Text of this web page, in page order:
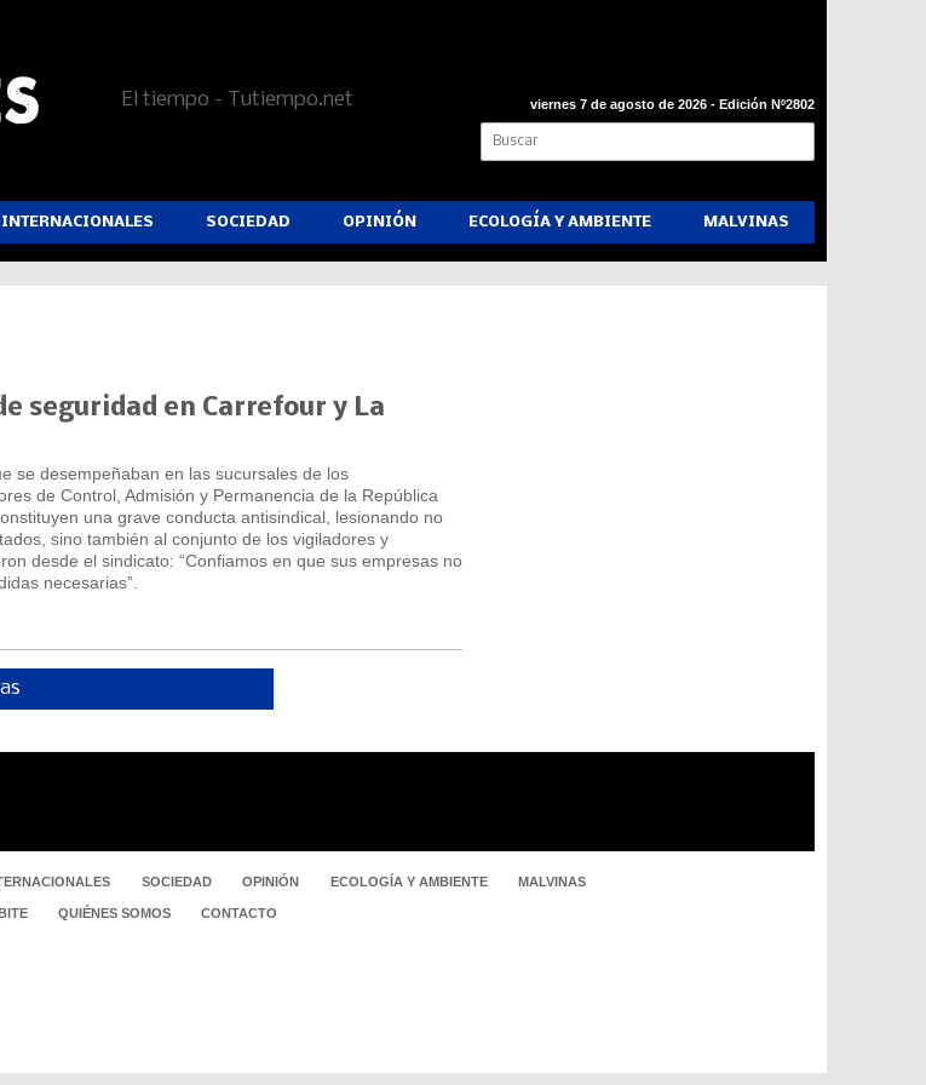
El tiempo - Tutiempo.net viernes 7 de agosto de 2026 - Edición Nº2802
INTERNACIONALES SOCIEDAD OPINIÓN ECOLOGÍA Y AMBIENTE MALVINAS
seguridad en Carrefour y La
se desempeñaban en las sucursales de los
de Control, Admisión y Permanencia de la República
una grave conducta antisindical, lesionando no
sino también al conjunto de los vigiladores y
desde el sindicato: “Confiamos en que sus empresas no
necesarias”.
SOCIEDAD OPINIÓN ECOLOGÍA Y AMBIENTE MALVINAS
QUIÉNES SOMOS CONTACTO